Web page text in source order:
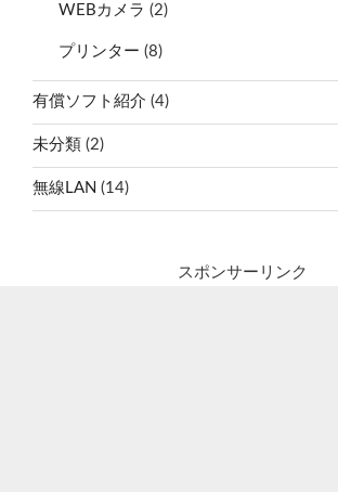
WEBカメラ (2)
プリンター (8)
有償ソフト紹介 (4)
未分類 (2)
無線LAN (14)
スポンサーリンク